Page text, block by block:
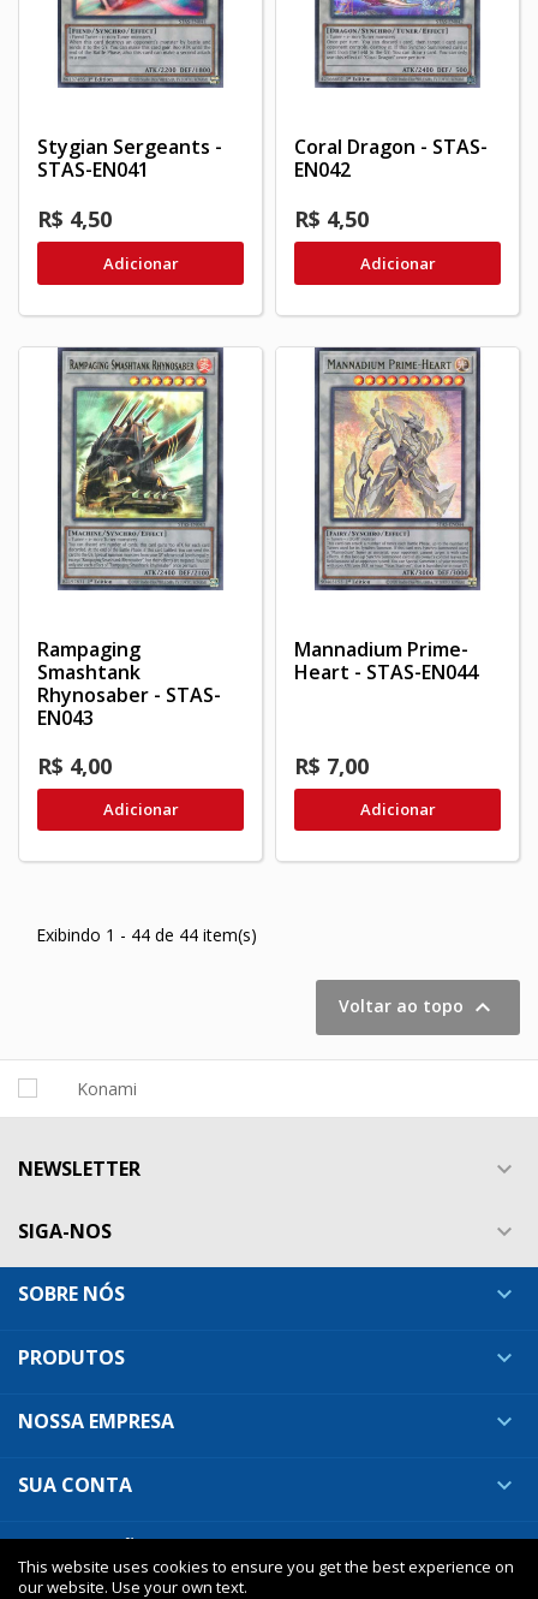
Stygian Sergeants -
STAS-EN041
R$ 4,50
Adicionar
Coral Dragon - STAS-
EN042
R$ 4,50
Adicionar
Rampaging
Smashtank
Rhynosaber - STAS-
EN043
R$ 4,00
Adicionar
Mannadium Prime-
Heart - STAS-EN044
R$ 7,00
Adicionar
Exibindo 1 - 44 de 44 item(s)
Voltar ao topo 
NEWSLETTER 
SIGA-NOS 
SOBRE NÓS 
PRODUTOS 
NOSSA EMPRESA 
SUA CONTA 
This website uses cookies to ensure you get the best experience on
our website. Use your own text.